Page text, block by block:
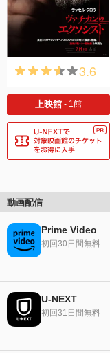
3.6
上映館 - 1館
動画配信
Prime Video
初回30日間無料
U-NEXT
初回31日間無料